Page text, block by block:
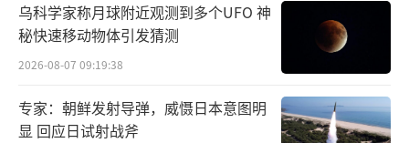
乌科学家称月球附近观测到多个UFO 神
秘快速移动物体引发猜测
2026-08-07 09:19:38
专家：朝鲜发射导弹，威慑日本意图明
显 回应日试射战斧